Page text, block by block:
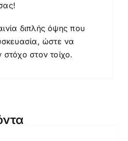
διπλής όψης που
ώστε να
στόχο στον τοίχο.